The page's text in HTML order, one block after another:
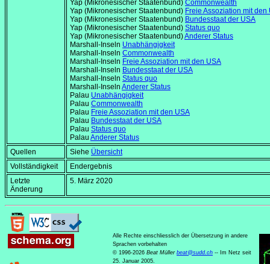
Yap (Mikronesischer Staatenbund) Commonwealth
Yap (Mikronesischer Staatenbund) Freie Assoziation mit den
Yap (Mikronesischer Staatenbund) Bundesstaat der USA
Yap (Mikronesischer Staatenbund) Status quo
Yap (Mikronesischer Staatenbund)Anderer Status
Marshall-Inseln Unabhängigkeit
Marshall-Inseln Commonwealth
Marshall-Inseln Freie Assoziation mit den USA
Marshall-Inseln Bundesstaat der USA
Marshall-Inseln Status quo
Marshall-Inseln Anderer Status
Palau Unabhängigkeit
Palau Commonwealth
Palau Freie Assoziation mit den USA
Palau Bundesstaat der USA
Palau Status quo
Palau Anderer Status
Quellen
Siehe Übersicht
Vollständigkeit
Endergebnis
Letzte
Änderung
5. März 2020
Alle Rechte einschliesslich der Übersetzung in andere
Sprachen vorbehalten
© 1996-2026 Beat Müller beat@sudd.ch -- Im Netz seit
25. Januar 2005.